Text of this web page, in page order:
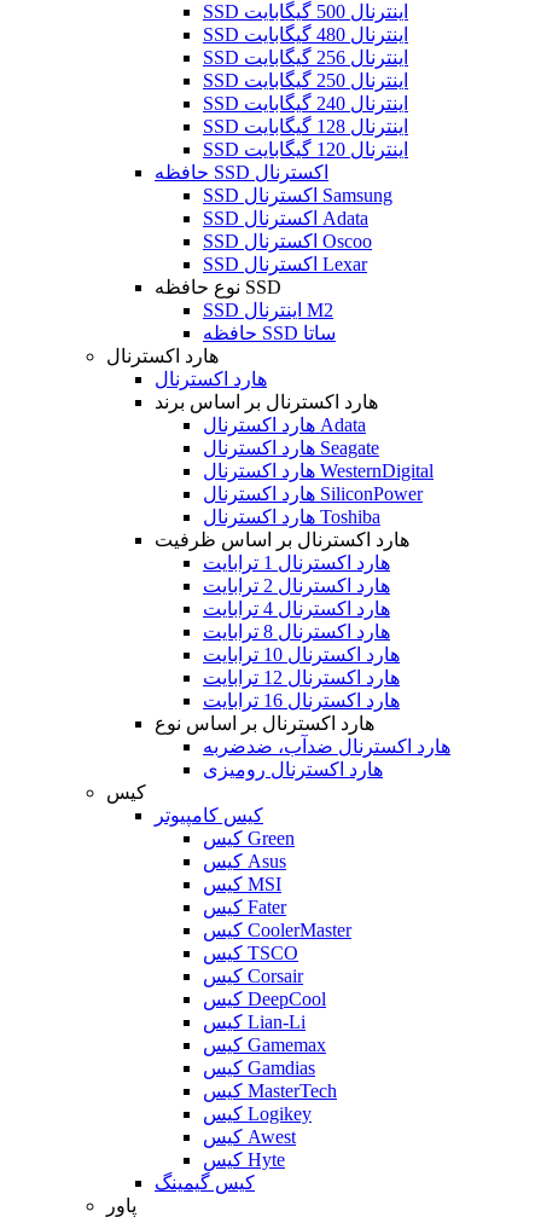
SSD اینترنال 500 گیگابایت
SSD اینترنال 480 گیگابایت
SSD اینترنال 256 گیگابایت
SSD اینترنال 250 گیگابایت
SSD اینترنال 240 گیگابایت
SSD اینترنال 128 گیگابایت
SSD اینترنال 120 گیگابایت
حافظه SSD اکسترنال
SSD اکسترنال Samsung
SSD اکسترنال Adata
SSD اکسترنال Oscoo
SSD اکسترنال Lexar
نوع حافظه SSD
SSD اینترنال M2
حافظه SSD ساتا
هارد اکسترنال
هارد اکسترنال
هارد اکسترنال بر اساس برند
هارد اکسترنال Adata
هارد اکسترنال Seagate
هارد اکسترنال WesternDigital
هارد اکسترنال SiliconPower
هارد اکسترنال Toshiba
هارد اکسترنال بر اساس ظرفیت
هارد اکسترنال 1 ترابایت
هارد اکسترنال 2 ترابایت
هارد اکسترنال 4 ترابایت
هارد اکسترنال 8 ترابایت
هارد اکسترنال 10 ترابایت
هارد اکسترنال 12 ترابایت
هارد اکسترنال 16 ترابایت
هارد اکسترنال بر اساس نوع
هارد اکسترنال ضدآب، ضدضربه
هارد اکسترنال رومیزی
کیس
کیس کامپیوتر
کیس Green
کیس Asus
کیس MSI
کیس Fater
کیس CoolerMaster
کیس TSCO
کیس Corsair
کیس DeepCool
کیس Lian-Li
کیس Gamemax
کیس Gamdias
کیس MasterTech
کیس Logikey
کیس Awest
کیس Hyte
کیس گیمینگ
پاور